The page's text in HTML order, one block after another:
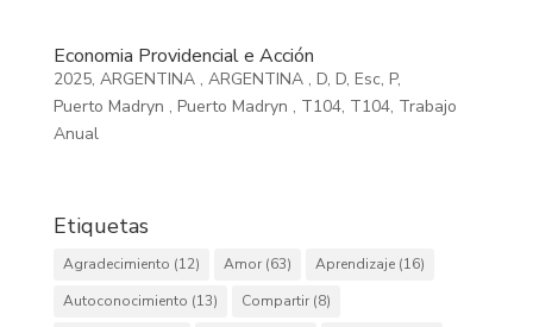
Economia Providencial e Acción
2025, ARGENTINA , ARGENTINA , D, D, Esc, P,
Puerto Madryn , Puerto Madryn , T104, T104, Trabajo
Anual
Etiquetas
Agradecimiento (12) Amor(63) Aprendizaje(16)
Autoconocimiento (13) Compartir(8)